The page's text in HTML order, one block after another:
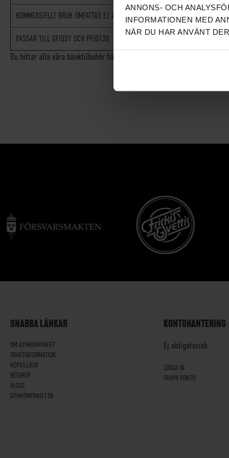
ANNONS- OCH
INFORMATIONEN MED
NÄR DU HAR ANVÄNT
KOMMERSIELLT BRUK OMFATTAS EJ AV GARANTI √
PASSAR TILL GFID31 OCH PFID130
Du hittar alla våra bänktilbehör här.
SNABBA LÄNKAR
OM GYMKOMPANIET
FRAKTINFORMATION
KÖPVILLKOR
RETURER
BLOGG
GYMKOMPANIET.DK
KONTOHANTERING
Ej obligatorisk
LOGGA IN
SKAPA KONTO